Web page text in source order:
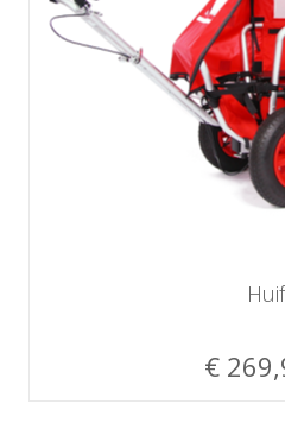
Huif
€